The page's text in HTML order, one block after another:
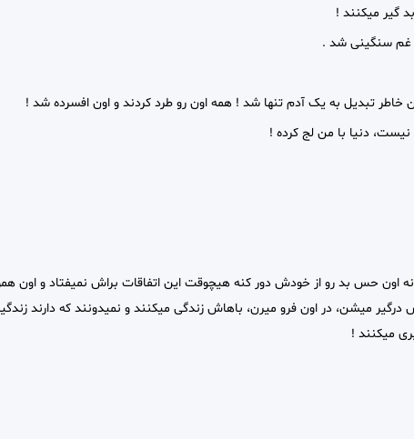
گیر میکنند !
غم سنگینی شد .
تبدیل به یک آدم تنها شد ! همه اون رو طرد کردند و اون افسرده شد !
دنیا با من لج کرده !
اون حس بد رو از خودش دور کنه هیچوقت این اتفاقات براش نمیفتاد و اون
میشن، در اون فرو میرن، باهاش زندگی میکنند و نمیدونند که دارند
میکنند !